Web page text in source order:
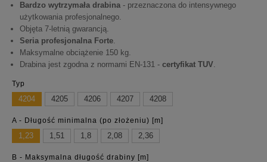
Bardzo wytrzymała drabina - przeznaczona do intensywnego
użytkowania profesjonalnego.
Objęta 7-letnią gwarancją.
Seria profesjonalna Forte.
Maksymalne obciążenie 150 kg.
Drabina jest zgodna z normami EN-131 - certyfikat TUV.
Typ
4204 4205 4206 4207 4208
A - Długość minimalna (po złożeniu) [m]
1,23 1,51 1,8 2,08 2,36
B - Maksymalna długość drabiny [m]